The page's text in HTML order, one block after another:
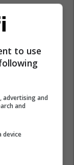
to use
advertising and
and
device